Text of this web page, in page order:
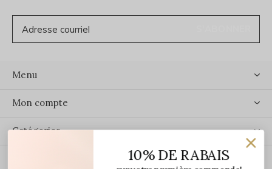
Menu
Mon compte
Catégories
10% DE RABAIS